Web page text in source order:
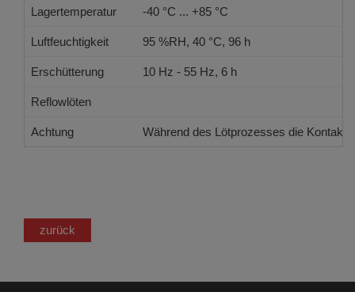
Lagertemperatur -40 °C ... +85 °C
Luftfeuchtigkeit 95 %RH, 40 °C, 96 h
Erschütterung 10 Hz - 55 Hz, 6 h
Reflowlöten
Achtung Während des Lötprozesses die
zurück